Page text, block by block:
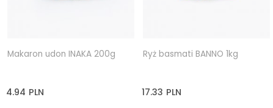
Makaron udon INAKA 200g
4.94 PLN
Ryż basmati BANNO 1kg
17.33 PLN